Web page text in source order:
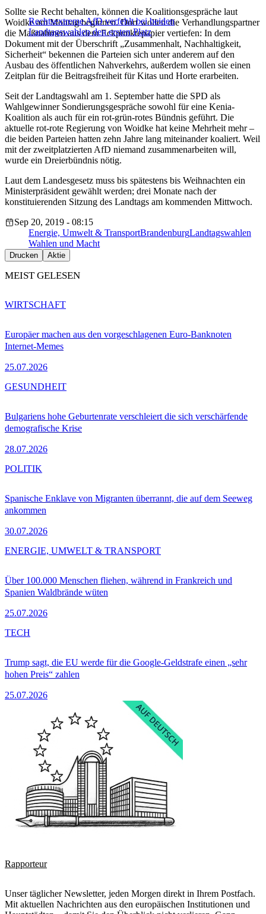
Rechtsextreme AfD verfehlt bei beiden
Landtagswahlen den ersten Platz
Sollte sie Recht behalten, können die Koalitionsgespräche laut
Woidke am Montag beginnen. Dort wollen die Verhandlungspartner
die Maßnahmen aus dem Eckpunktepapier vertiefen: In dem
Dokument mit der Überschrift „Zusammenhalt, Nachhaltigkeit,
Sicherheit“ bekennen die Parteien sich unter anderem auf den
Ausbau des öffentlichen Nahverkehrs, außerdem wollen sie einen
Zeitplan für die Beitragsfreiheit für Kitas und Horte erarbeiten.
Seit der Landtagswahl am 1. September hatte die SPD als
Wahlgewinner Sondierungsgespräche sowohl für eine Kenia-
Koalition als auch für ein rot-grün-rotes Bündnis geführt. Die
aktuelle rot-rote Regierung von Woidke hat keine Mehrheit mehr –
die beiden Parteien hatten zehn Jahre lang miteinander koaliert. Weil
mit der zweitplatzierten AfD niemand zusammenarbeiten will,
wurde ein Dreierbündnis nötig.
Laut dem Landesgesetz muss bis spätestens bis Weihnachten ein
Ministerpräsident gewählt werden; drei Monate nach der
konstituierenden Sitzung des Landtags am kommenden Mittwoch.
Sep 20, 2019 - 08:15
Energie, Umwelt & TransportBrandenburgLandtagswahlen
Wahlen und Macht
Drucken Aktie
MEIST GELESEN
Europäer machen aus den vorgeschlagenen Euro-Banknoten
Internet-Memes
25.07.2026
WIRTSCHAFT
Bulgariens hohe Geburtenrate verschleiert die sich verschärfende
demografische Krise
28.07.2026
GESUNDHEIT
Spanische Enklave von Migranten überrannt, die auf dem Seeweg
ankommen
30.07.2026
POLITIK
Über 100.000 Menschen fliehen, während in Frankreich und
Spanien Waldbrände wüten
25.07.2026
ENERGIE, UMWELT & TRANSPORT
Trump sagt, die EU werde für die Google-Geldstrafe einen „sehr
hohen Preis“ zahlen
25.07.2026
TECH
Rapporteur
Unser täglicher Newsletter, jeden Morgen direkt in Ihrem Postfach.
Mit aktuellen Nachrichten aus den europäischen Institutionen und